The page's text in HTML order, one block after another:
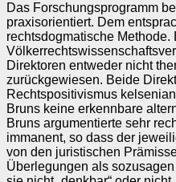
Das Forschungsprogramm
praxisorientiert. Dem
rechtsdogmatische
Direktoren entweder nicht
zurückgewiesen. Beide
Rechtspositivismus
Bruns keine erkennbare
Bruns argumentierte sehr
immanent, so dass der
von den juristischen
Überlegungen als